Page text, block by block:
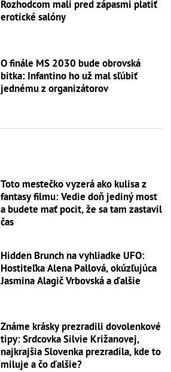
Rozhodcom mali pred zápasmi platiť
erotické salóny
O finále MS 2030 bude obrovská
bitka: Infantino ho už mal sľúbiť
jednému z organizátorov
Toto mestečko vyzerá ako kulisa z
fantasy filmu: Vedie doň jediný most
a budete mať pocit, že sa tam zastavil
čas
Hidden Brunch na vyhliadke UFO:
Hostiteľka Alena Pallová, okúzľujúca
Jasmina Alagič Vrbovská a ďalšie
Známe krásky prezradili dovolenkové
tipy: Srdcovka Silvie Križanovej,
najkrajšia Slovenka prezradila, kde to
miluje a čo ďalšie?